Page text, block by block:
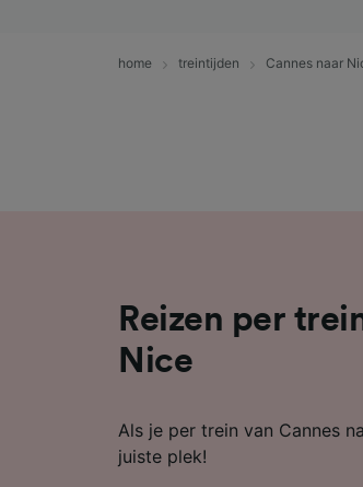
home treintijden Cannes naar
Reizen per
Nice
Als je per trein van Cannes
juiste plek!